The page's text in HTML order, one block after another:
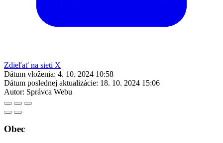
Zdieľať na sieti X
Dátum vloženia: 4. 10. 2024 10:58
Dátum poslednej aktualizácie: 18. 10. 2024 15:06
Autor: Správca Webu
Obec